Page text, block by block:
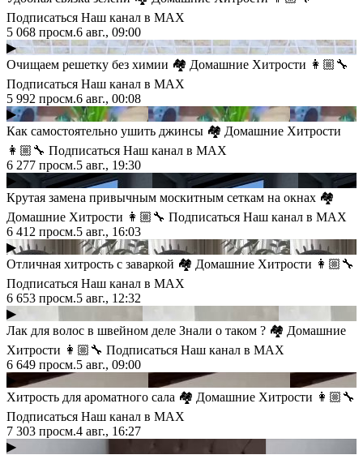
Подписаться Наш канал в MAX
5 068 просм.6 авг., 09:00
▶
Очищаем решетку без химии 🏘 Домашние Хитрости 👩🏼‍🔧
Подписаться Наш канал в MAX
5 992 просм.6 авг., 00:08
▶
Как самостоятельно ушить джинсы 🏘 Домашние Хитрости
👩🏼‍🔧 Подписаться Наш канал в MAX
6 277 просм.5 авг., 19:30
▶
Крутая замена привычным москитным сеткам на окнах 🏘
Домашние Хитрости 👩🏼‍🔧 Подписаться Наш канал в MAX
6 412 просм.5 авг., 16:03
▶
Отличная хитрость с заваркой 🏘 Домашние Хитрости 👩🏼‍🔧
Подписаться Наш канал в MAX
6 653 просм.5 авг., 12:32
▶
Лак для волос в швейном деле Знали о таком ? 🏘 Домашние
Хитрости 👩🏼‍🔧 Подписаться Наш канал в MAX
6 649 просм.5 авг., 09:00
▶
Хитрость для ароматного сала 🏘 Домашние Хитрости 👩🏼‍🔧
Подписаться Наш канал в MAX
7 303 просм.4 авг., 16:27
▶